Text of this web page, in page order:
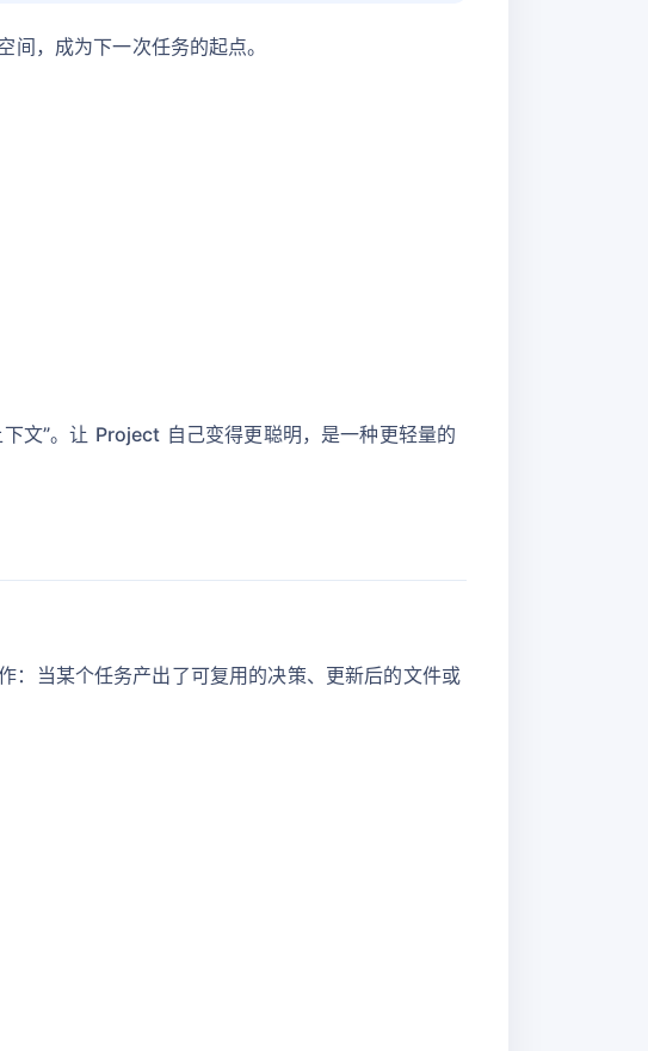
，成为下一次任务的起点。
文”。让 Project 自己变得更聪明，是一种更轻量的
当某个任务产出了可复用的决策、更新后的文件或